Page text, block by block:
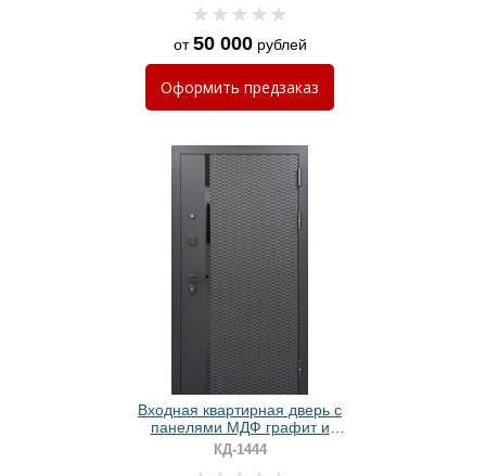
от50 000рублей
Оформить предзаказ
Входная квартирная дверь с
панелями МДФ графит и
вертикальной черной полоской
КД-1444